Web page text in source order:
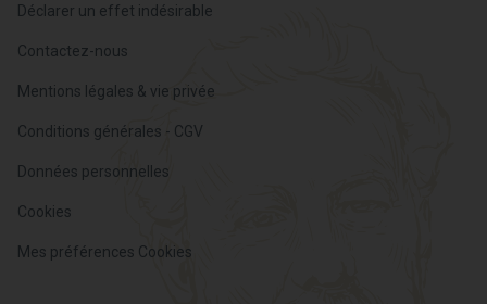
Déclarer un effet indésirable
Contactez-nous
Mentions légales & vie privée
Conditions générales - CGV
Données personnelles
Cookies
Mes préférences Cookies